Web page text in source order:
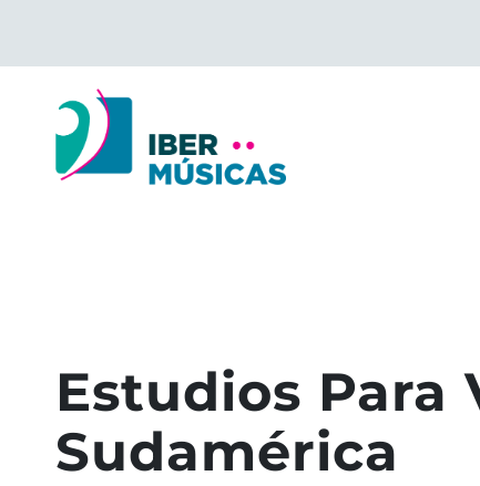
contenido
Estudios Para
Sudamérica